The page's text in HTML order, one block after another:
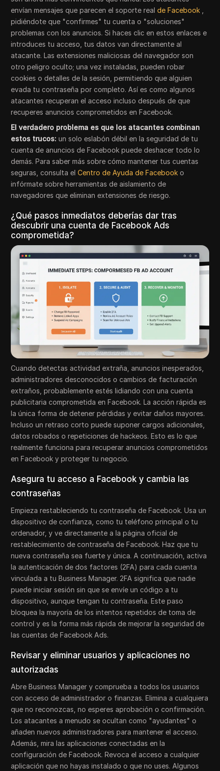
envían mensajes que parecen el soporte realde Facebook
pidiéndote que "confirmes" tu cuenta o "soluciones"
problemas con los anuncios. Si haces clic en estos enlaces e
introduces tu acceso, tus datos van directamente al
atacante. Las extensiones maliciosas del navegador son
otro peligro oculto; una vez instaladas, pueden robar
cookies o detalles de la sesión, permitiendo que alguien
evada tu contraseña por completo. Así es como algunos
atacantes recuperan el acceso incluso después de que
recuperes anuncios comprometidos en Facebook.
El verdadero problema es que los atacantes combinan
estos trucos: un solo eslabón débil en la seguridad de tu
cuenta de anuncios de Facebook puede deshacer todo lo
demás. Para saber más sobre cómo mantener tus cuentas
seguras, consulta elCentro de Ayuda de Facebook o
infórmate sobre herramientas de aislamiento de
navegadores que eliminan extensiones de riesgo.
¿Qué pasos inmediatos deberías dar tras
descubrir una cuenta de Facebook Ads
comprometida?
Cuando detectas actividad extraña, anuncios inesperados,
administradores desconocidos o cambios de facturación
extraños, probablemente estés lidiando con una cuenta
publicitaria comprometida en Facebook. La acción rápida es
la única forma de detener pérdidas y evitar daños mayores.
Incluso un retraso corto puede suponer cargos adicionales,
datos robados o repeticiones de hackeos. Esto es lo que
realmente funciona para recuperar anuncios comprometidos
en Facebook y proteger tu negocio.
Asegura tu acceso a Facebook y cambia las
contraseñas
Empieza restableciendo tu contraseña de Facebook. Usa un
dispositivo de confianza, como tu teléfono principal o tu
ordenador, y ve directamente a la página oficial de
restablecimiento de contraseña de Facebook. Haz que tu
nueva contraseña sea fuerte y única. A continuación, activa
la autenticación de dos factores (2FA) para cada cuenta
vinculada a tu Business Manager. 2FA significa que nadie
puede iniciar sesión sin que se envíe un código a tu
dispositivo, aunque tengan tu contraseña. Este paso
bloquea la mayoría de los intentos repetidos de toma de
control y es la forma más rápida de mejorar la seguridad de
las cuentas de Facebook Ads.
Revisar y eliminar usuarios y aplicaciones no
autorizadas
Abre Business Manager y comprueba a todos los usuarios
con acceso de administrador o finanzas. Elimina a cualquiera
que no reconozcas, no esperes aprobación o confirmación.
Los atacantes a menudo se ocultan como "ayudantes" o
añaden nuevos administradores para mantener el acceso.
Además, mira las aplicaciones conectadas en la
configuración de Facebook. Revoca el acceso a cualquier
aplicación que no hayas instalado o que no uses. Algunos